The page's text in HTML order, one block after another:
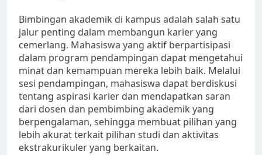
Bimbingan akademik di kampus adalah salah satu
jalur penting dalam membangun karier yang
cemerlang. Mahasiswa yang aktif berpartisipasi
dalam program pendampingan dapat mengetahui
minat dan kemampuan mereka lebih baik. Melalui
sesi pendampingan, mahasiswa dapat berdiskusi
tentang aspirasi karier dan mendapatkan saran
dari dosen dan pembimbing akademik yang
berpengalaman, sehingga membuat pilihan yang
lebih akurat terkait pilihan studi dan aktivitas
ekstrakurikuler yang berkaitan.